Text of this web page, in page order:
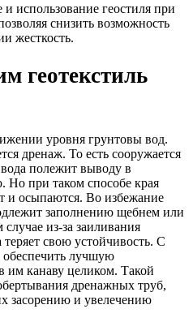
использование геостиля при
снизить возможность
жесткость.
геотекстиль
уровня грунтовы вод.
дренаж. То есть сооружается
полежит выводу в
Но при таком способе края
и осыпаются. Во избежание
заполнению щебнем или
из-за заиливания
свою устойчивость. С
лучшую
им канаву целиком. Такой
дренажных труб,
засорению и увелечению